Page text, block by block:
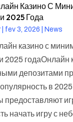
Казино С
2025 Года
| fev 3, 2026 News
казино с
2025 годаОнлайн
депозитами
в
предоставляют
начать игру с